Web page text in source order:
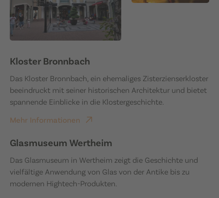
Kloster Bronnbach
Das Kloster Bronnbach, ein ehemaliges Zisterzienserkloster
beeindruckt mit seiner historischen Architektur und bietet
spannende Einblicke in die Klostergeschichte.
Mehr Informationen
Glasmuseum Wertheim
Das Glasmuseum in Wertheim zeigt die Geschichte und
vielfältige Anwendung von Glas von der Antike bis zu
modernen Hightech-Produkten.